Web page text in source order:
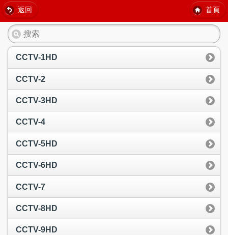
返回 首頁
CCTV-1HD
CCTV-2
CCTV-3HD
CCTV-4
CCTV-5HD
CCTV-6HD
CCTV-7
CCTV-8HD
CCTV-9HD